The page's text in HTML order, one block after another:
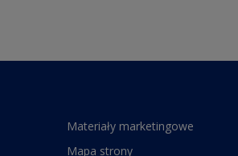
Materiały marketingowe
Mapa strony